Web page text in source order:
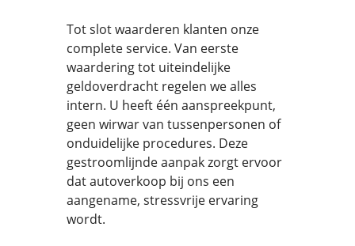
Tot slot waarderen klanten onze
complete service. Van eerste
waardering tot uiteindelijke
geldoverdracht regelen we alles
intern. U heeft één aanspreekpunt,
geen wirwar van tussenpersonen of
onduidelijke procedures. Deze
gestroomlijnde aanpak zorgt ervoor
dat autoverkoop bij ons een
aangename, stressvrije ervaring
wordt.